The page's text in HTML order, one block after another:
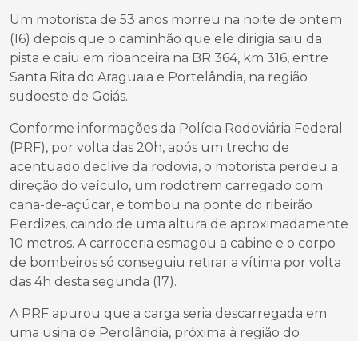
Um motorista de 53 anos morreu na noite de ontem
(16) depois que o caminhão que ele dirigia saiu da
pista e caiu em ribanceira na BR 364, km 316, entre
Santa Rita do Araguaia e Portelândia, na região
sudoeste de Goiás.
Conforme informações da Polícia Rodoviária Federal
(PRF), por volta das 20h, após um trecho de
acentuado declive da rodovia, o motorista perdeu a
direção do veículo, um rodotrem carregado com
cana-de-açúcar, e tombou na ponte do ribeirão
Perdizes, caindo de uma altura de aproximadamente
10 metros. A carroceria esmagou a cabine e o corpo
de bombeiros só conseguiu retirar a vítima por volta
das 4h desta segunda (17).
A PRF apurou que a carga seria descarregada em
uma usina de Perolândia, próxima à região do